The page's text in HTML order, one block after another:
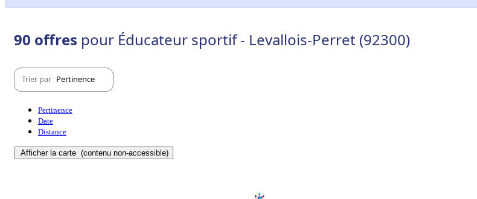
90 offres pour Éducateur sportif - Levallois-Perret (92300)
Trier par Pertinence
Pertinence
Date
Distance
Afficher la carte (contenu non-accessible)